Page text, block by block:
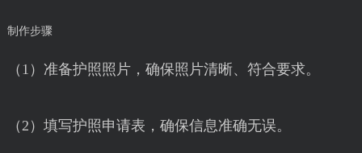
制作步骤
（1）准备护照照片，确保照片清晰、符合要求。
（2）填写护照申请表，确保信息准确无误。